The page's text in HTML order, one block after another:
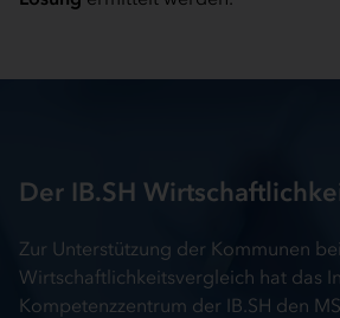
Der IB.SH
Zur Unterstützung der Kommunen
Wirtschaftlichkeitsvergleich hat das
Kompetenzzentrum der IB.SH den